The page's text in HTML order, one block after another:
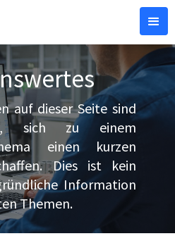
auf dieser Seite sind
sich zu einem
einen kurzen
Dies ist kein
Information
Themen.